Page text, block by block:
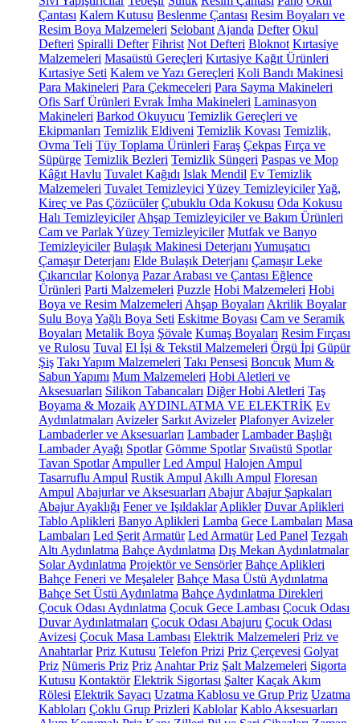
Çantası Kalem Kutusu Beslenme Çantası Resim Boyaları ve
Resim Boya Malzemeleri Selobant Ajanda Defter Okul
Defteri Spiralli Defter Fihrist Not Defteri Bloknot Kırtasiye
Malzemeleri Masaüstü Gereçleri Kırtasiye Kağıt Ürünleri
Kırtasiye Seti Kalem ve Yazı Gereçleri Koli Bandı Makinesi
Para Makineleri Para Çekmeceleri Para Sayma Makineleri
Ofis Sarf Ürünleri Evrak İmha Makineleri Laminasyon
Makineleri Barkod Okuyucu Temizlik Gereçleri ve
Ekipmanları Temizlik Eldiveni Temizlik Kovası Temizlik,
Ovma Teli Tüy Toplama Ürünleri Faraş Çekpas Fırça ve
Süpürge Temizlik Bezleri Temizlik Süngeri Paspas ve Mop
Kâğıt Havlu Tuvalet Kağıdı Islak Mendil Ev Temizlik
Malzemeleri Tuvalet Temizleyici Yüzey TemizleyicilerYağ,
Kireç ve Pas Çözücüler Çubuklu Oda Kokusu Oda Kokusu
Halı Temizleyiciler Ahşap Temizleyiciler ve Bakım Ürünleri
Cam ve Parlak Yüzey Temizleyiciler Mutfak ve Banyo
Temizleyiciler Bulaşık Makinesi Deterjanı Yumuşatıcı
Çamaşır Deterjanı Elde Bulaşık Deterjanı Çamaşır Leke
Çıkarıcılar Kolonya Pazar Arabası ve Çantası Eğlence
Ürünleri Parti Malzemeleri Puzzle Hobi Malzemeleri Hobi
Boya ve Resim Malzemeleri Ahşap Boyaları Akrilik Boyalar
Sulu Boya Yağlı Boya Seti Eskitme Boyası Cam ve Seramik
Boyaları Metalik Boya Şövale Kumaş Boyaları Resim Fırçası
ve Rulosu Tuval El İşi & Tekstil Malzemeleri Örgü İpi Güpür
Şiş Takı Yapım Malzemeleri Takı Pensesi Boncuk Mum &
Sabun Yapımı Mum Malzemeleri Hobi Aletleri ve
Aksesuarları Silikon Tabancaları Diğer Hobi Aletleri Taş
Boyama & Mozaik AYDINLATMA VE ELEKTRİK Ev
Aydınlatmaları Avizeler Sarkıt Avizeler Plafonyer Avizeler
Lambaderler ve Aksesuarları Lambader Lambader Başlığı
Lambader Ayağı Spotlar Gömme Spotlar Sıvaüstü Spotlar
Tavan Spotlar Ampuller Led Ampul Halojen Ampul
Tasarruflu Ampul Rustik Ampul Akıllı Ampul Floresan
Ampul Abajurlar ve Aksesuarları Abajur Abajur Şapkaları
Abajur Ayaklığı Fener ve Işıldaklar Aplikler Duvar Aplikleri
Tablo Aplikleri Banyo Aplikleri Lamba Gece Lambaları Masa
Lambaları Led Şerit Armatür Led Armatür Led Panel Tezgah
Altı Aydınlatma Bahçe Aydınlatma Dış Mekan Aydınlatmalar
Solar Aydınlatma Projektör ve Sensörler Bahçe Aplikleri
Bahçe Feneri ve Meşaleler Bahçe Masa Üstü Aydınlatma
Bahçe Set Üstü Aydınlatma Bahçe Aydınlatma Direkleri
Çocuk Odası Aydınlatma Çocuk Gece Lambası Çocuk Odası
Duvar Aydınlatmaları Çocuk Odası Abajuru Çocuk Odası
Avizesi Çocuk Masa Lambası Elektrik Malzemeleri Priz ve
Anahtarlar Priz Kutusu Telefon Prizi Priz Çerçevesi Golyat
Priz Nümeris Priz Priz Anahtar Priz Şalt Malzemeleri Sigorta
Kutusu Kontaktör Elektrik Sigortası Şalter Kaçak Akım
Rölesi Elektrik Sayacı Uzatma Kablosu ve Grup Priz Uzatma
Kabloları Çoklu Grup Prizleri Kablolar Kablo Aksesuarları